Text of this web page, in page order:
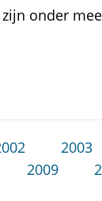
onder
2003
2009